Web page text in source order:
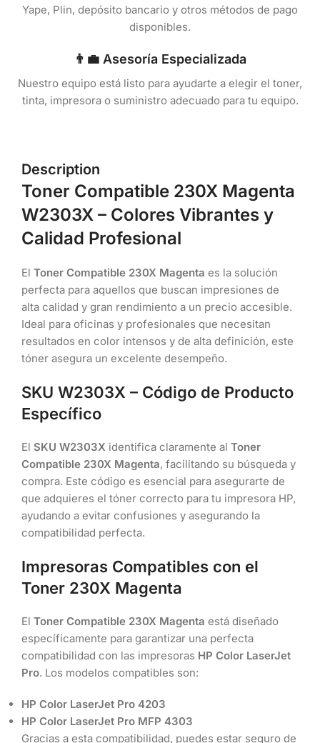
Yape, Plin, depósito bancario y otros métodos de pago
disponibles.
👨‍💼 Asesoría Especializada
Nuestro equipo está listo para ayudarte a elegir el toner,
tinta, impresora o suministro adecuado para tu equipo.
Description
Toner Compatible 230X Magenta
W2303X – Colores Vibrantes y
Calidad Profesional
El Toner Compatible 230X Magenta es la solución
perfecta para aquellos que buscan impresiones de
alta calidad y gran rendimiento a un precio accesible.
Ideal para oficinas y profesionales que necesitan
resultados en color intensos y de alta definición, este
tóner asegura un excelente desempeño.
SKU W2303X – Código de Producto
Específico
El SKU W2303X identifica claramente al Toner
Compatible 230X Magenta, facilitando su búsqueda y
compra. Este código es esencial para asegurarte de
que adquieres el tóner correcto para tu impresora HP,
ayudando a evitar confusiones y asegurando la
compatibilidad perfecta.
Impresoras Compatibles con el
Toner 230X Magenta
El Toner Compatible 230X Magenta está diseñado
específicamente para garantizar una perfecta
compatibilidad con las impresoras HP Color LaserJet
Pro. Los modelos compatibles son:
HP Color LaserJet Pro 4203
HP Color LaserJet Pro MFP 4303
Gracias a esta compatibilidad, puedes estar seguro de